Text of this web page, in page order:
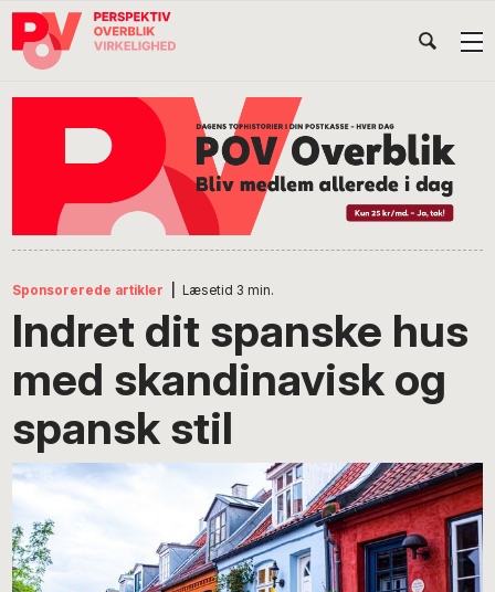
Gå
direkte
Skip
indhold
Gå
direkte
Sponsorerede artikler Læsetid 3 min.
Indret dit spanske hus
med skandinavisk og
spansk stil